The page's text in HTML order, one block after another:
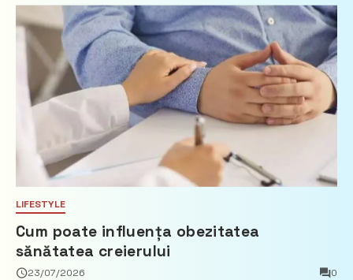
LIFESTYLE
Cum poate influența obezitatea
sănătatea creierului
23/07/2026 0